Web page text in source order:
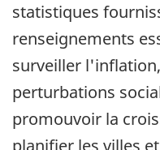
statistiques
renseignements
surveiller
perturbations
promouvoir la